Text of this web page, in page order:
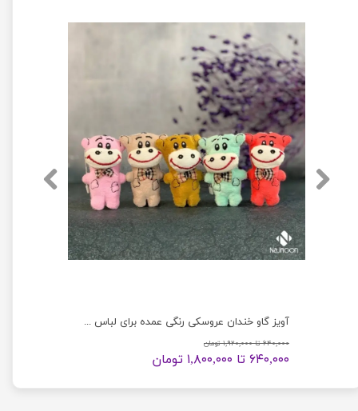
آویز گاو خندان عروسکی رنگی عمده برای لباس و سیسمونی
۶۴۰,۰۰۰ تا ۱,۹۲۰,۰۰۰ تومان
۶۴۰,۰۰۰ تا ۱,۸۰۰,۰۰۰ تومان